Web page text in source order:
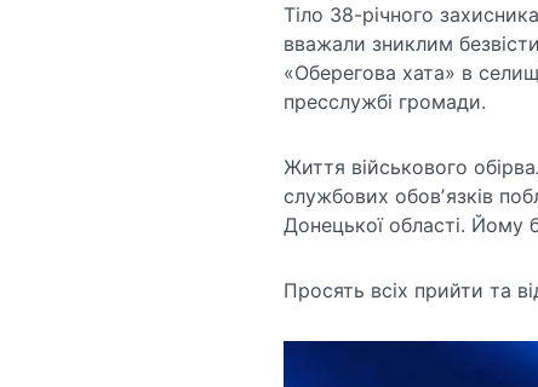
Тіло 38-річного
вважали зниклим
«Оберегова хата» в
пресслужбі громади.
Життя військового
службових обовʼязків
Донецької області. Йому
Просять всіх прийти та